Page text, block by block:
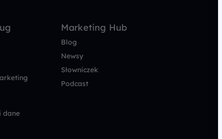
dane
Marketing Hub
Blog
Newsy
Słowniczek
Podcast